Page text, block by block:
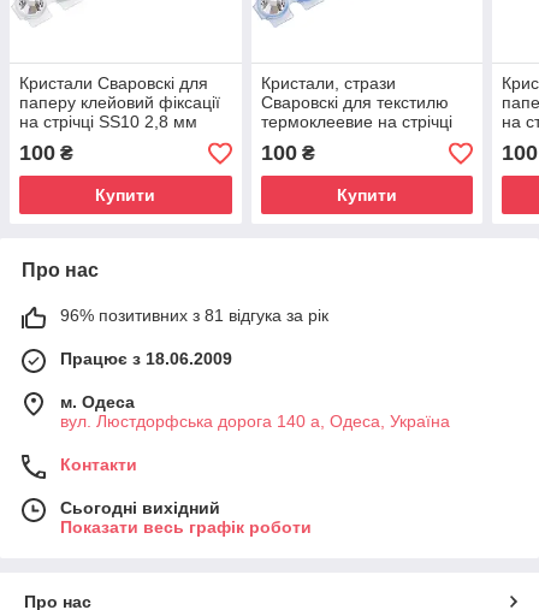
Кристали Сваровскі для
паперу клейовий фіксації
на стрічці SS10 2,8 мм
Knorr Prandell колір crystall
100 ₴
Купити
Кристали, стрази
Сваровскі для текстилю
термоклеевие на стрічці
SS10 2,8 мм Knorr
Prandell crystal 001
100₴
Купити
на
001
100
Про нас
96% позитивних з 81 відгука за рік
Працює з 18.06.2009
м. Одеса
вул. Люстдорфська дорога 140 а, Одеса, Україна
Контакти
Сьогодні вихідний
Показати весь графік роботи
Про нас